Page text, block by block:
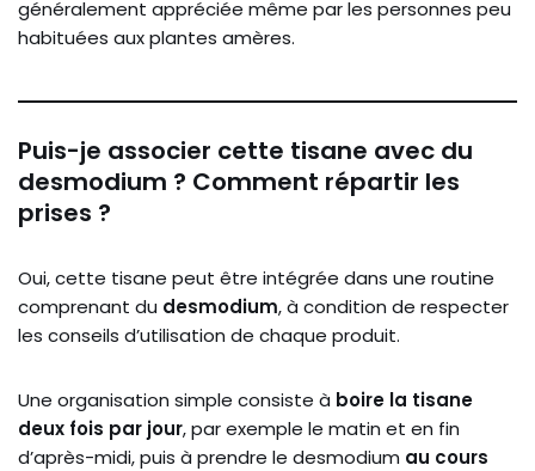
généralement appréciée même par les personnes peu
habituées aux plantes amères.
Puis-je associer cette tisane avec du
desmodium ? Comment répartir les
prises ?
Oui, cette tisane peut être intégrée dans une routine
comprenant du desmodium, à condition de respecter
les conseils d’utilisation de chaque produit.
Une organisation simple consiste à boire la tisane
deux fois par jour, par exemple le matin et en fin
d’après-midi, puis à prendre le desmodium au cours